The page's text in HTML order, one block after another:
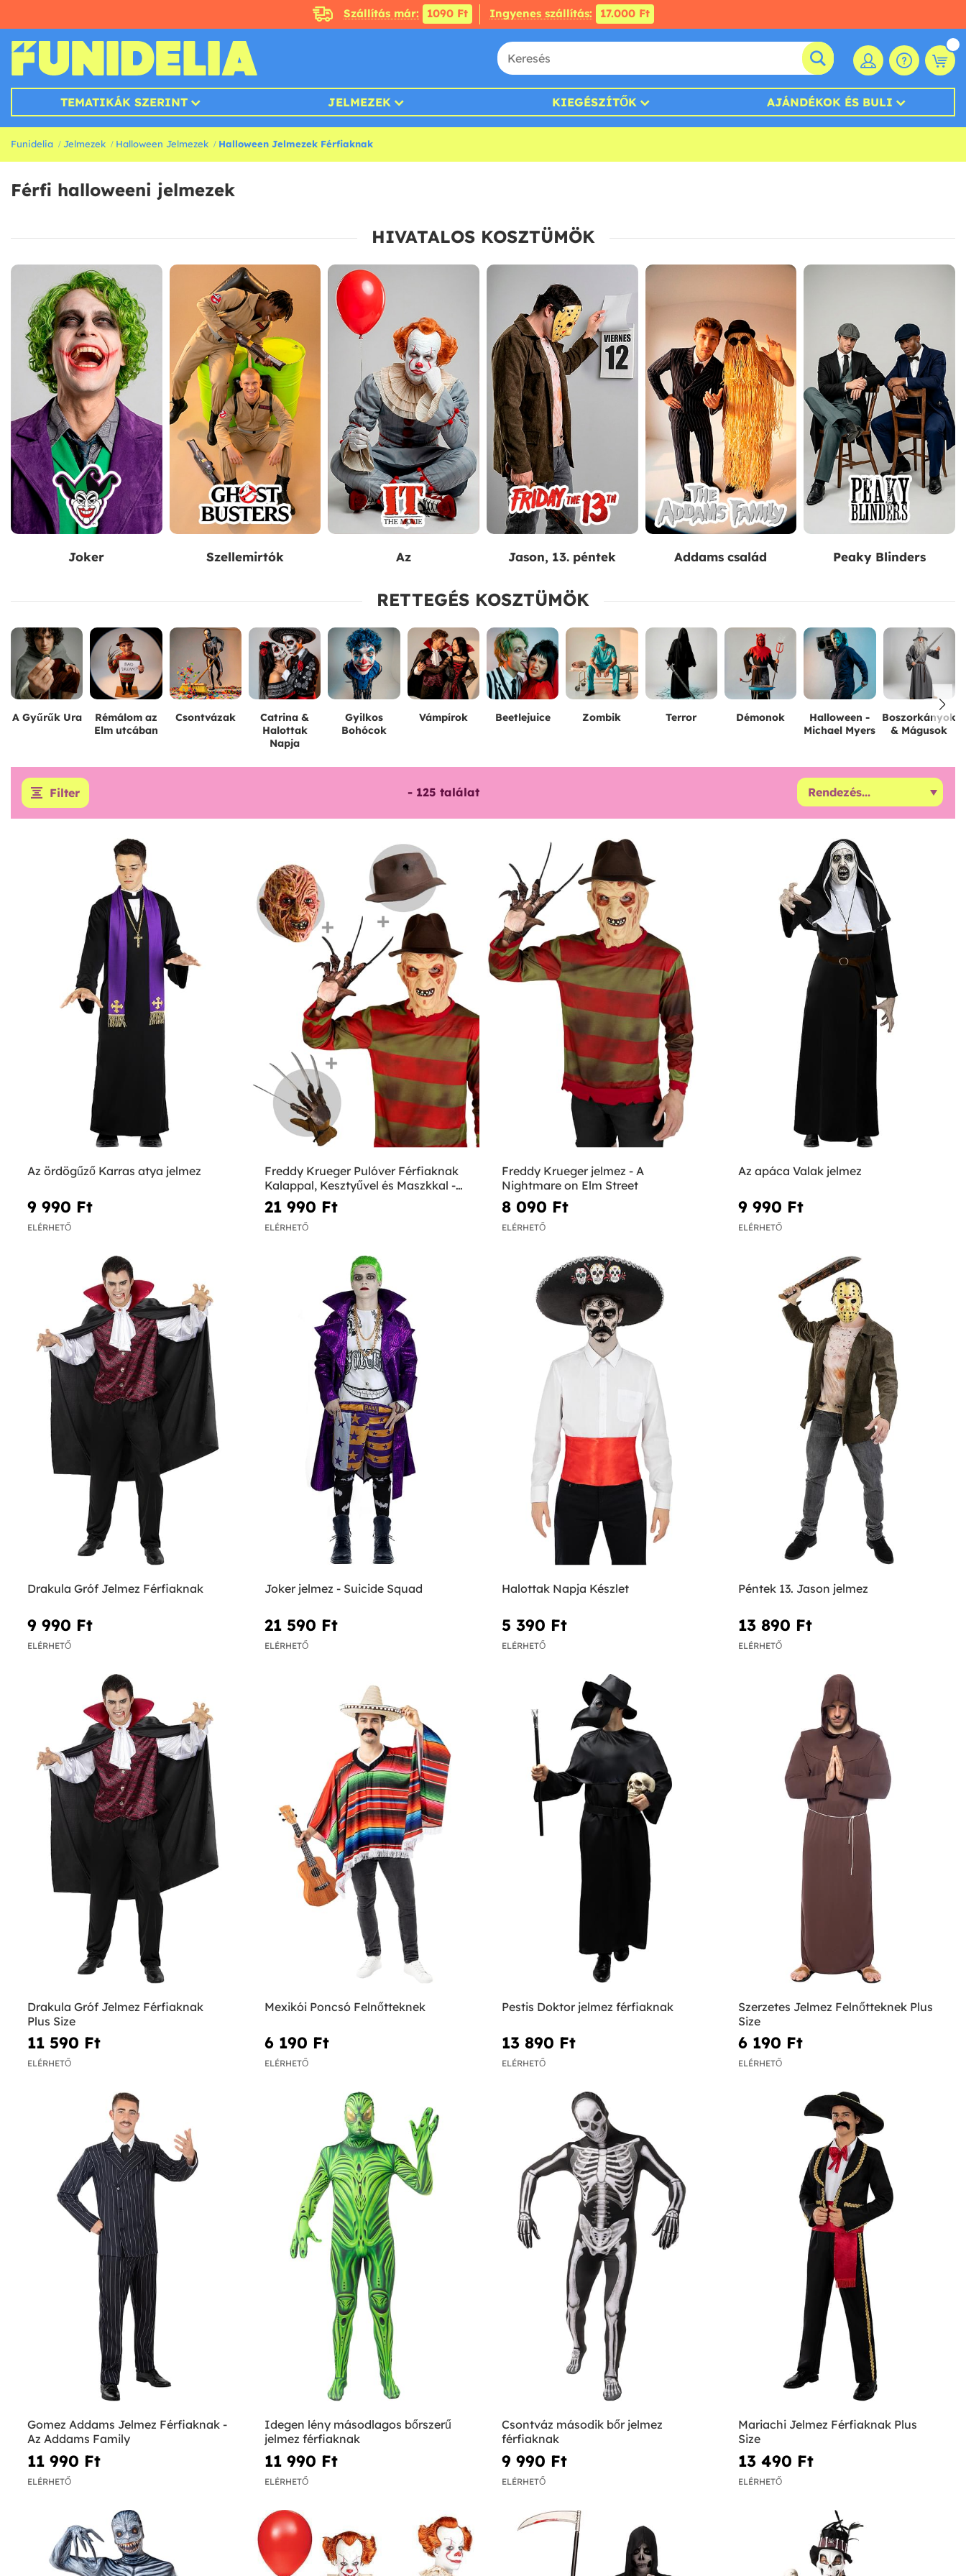
Szállítás már: 1090 Ft Ingyenes szállítás: 17.000 Ft
TEMATIKÁK SZERINT JELMEZEK KIEGÉSZÍTŐK AJÁNDÉKOK ÉS BULI
Funidelia Jelmezek Halloween Jelmezek Halloween Jelmezek Férfiaknak
Férfi halloweeni jelmezek
HIVATALOS KOSZTÜMÖK
Joker Szellemirtók Az Jason, 13. péntek Addams család Peaky Blinders
RETTEGÉS KOSZTÜMÖK
A Gyűrűk Ura
Rémálom az
Elm utcában
Csontvázak
Catrina &
Halottak
Napja
Gyilkos
Bohócok
Vámpírok Beetlejuice Zombik Terror Démonok
Halloween -
Michael Myers
Boszorkányok
& Mágusok
Filter - 125 találat
Az ördögűző Karras atya jelmez
9 990 Ft‎
ELÉRHETŐ
Freddy Krueger Pulóver Férfiaknak
Kalappal, Kesztyűvel és Maszkkal -
Rémálom az Elm utcában
21 990 Ft‎
ELÉRHETŐ
Freddy Krueger jelmez - A
Nightmare on Elm Street
8 090 Ft‎
ELÉRHETŐ
Az apáca Valak jelmez
9 990 Ft‎
ELÉRHETŐ
Drakula Gróf Jelmez Férfiaknak
9 990 Ft‎
ELÉRHETŐ
Joker jelmez - Suicide Squad
21 590 Ft‎
ELÉRHETŐ
Halottak Napja Készlet
5 390 Ft‎
ELÉRHETŐ
Péntek 13. Jason jelmez
13 890 Ft‎
ELÉRHETŐ
Drakula Gróf Jelmez Férfiaknak
Plus Size
11 590 Ft‎
ELÉRHETŐ
Mexikói Poncsó Felnőtteknek
6 190 Ft‎
ELÉRHETŐ
Pestis Doktor jelmez férfiaknak
13 890 Ft‎
ELÉRHETŐ
Szerzetes Jelmez Felnőtteknek Plus
Size
6 190 Ft‎
ELÉRHETŐ
Gomez Addams Jelmez Férfiaknak -
Az Addams Family
11 990 Ft‎
ELÉRHETŐ
Idegen lény másodlagos bőrszerű
jelmez férfiaknak
11 990 Ft‎
ELÉRHETŐ
Csontváz második bőr jelmez
férfiaknak
9 990 Ft‎
ELÉRHETŐ
Mariachi Jelmez Férfiaknak Plus
Size
13 490 Ft‎
ELÉRHETŐ